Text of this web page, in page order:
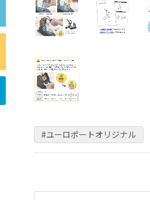
#ユーロポートオリジナル